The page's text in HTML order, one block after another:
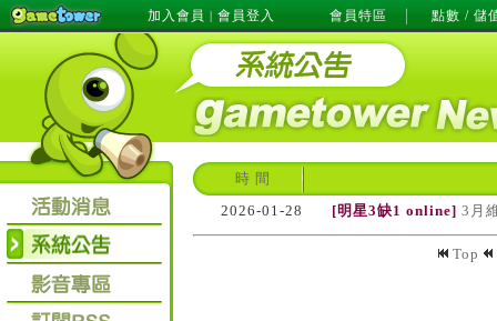
加入會員 | 會員登入 會員特區 點數 / 儲
時 間
2026-01-28
[明星3缺1 online] 3月
Top